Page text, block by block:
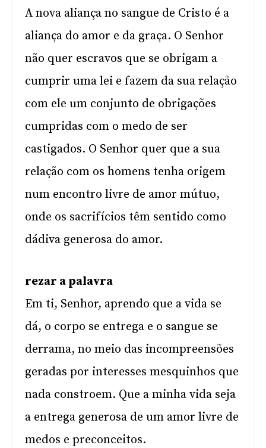
A nova aliança no sangue de Cristo é a
aliança do amor e da graça. O Senhor
não quer escravos que se obrigam a
cumprir uma lei e fazem da sua relação
com ele um conjunto de obrigações
cumpridas com o medo de ser
castigados. O Senhor quer que a sua
relação com os homens tenha origem
num encontro livre de amor mútuo,
onde os sacrifícios têm sentido como
dádiva generosa do amor.
rezar a palavra
Em ti, Senhor, aprendo que a vida se
dá, o corpo se entrega e o sangue se
derrama, no meio das incompreensões
geradas por interesses mesquinhos que
nada constroem. Que a minha vida seja
a entrega generosa de um amor livre de
medos e preconceitos.